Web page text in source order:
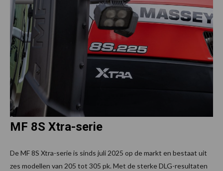
MF 8S Xtra-serie
De MF 8S Xtra-serie is sinds juli 2025 op de markt en bestaat uit
zes modellen van 205 tot 305 pk. Met de sterke DLG-resultaten